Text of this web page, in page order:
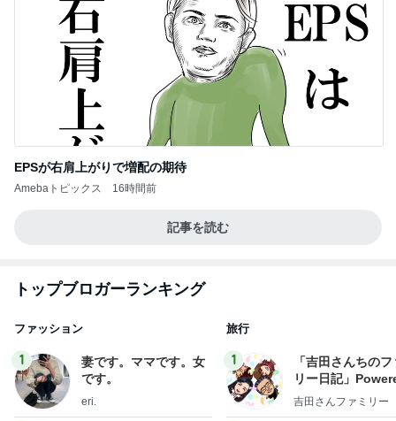
EPSが右肩上がりで増配の期待
Amebaトピックス 16時間前
記事を読む
トップブロガーランキング
ファッション
1
妻です。ママです。女
です。
eri.
旅行
1
「吉田さんちの
リー日記」
y Ameba 吉田さ
吉田さんファミリー